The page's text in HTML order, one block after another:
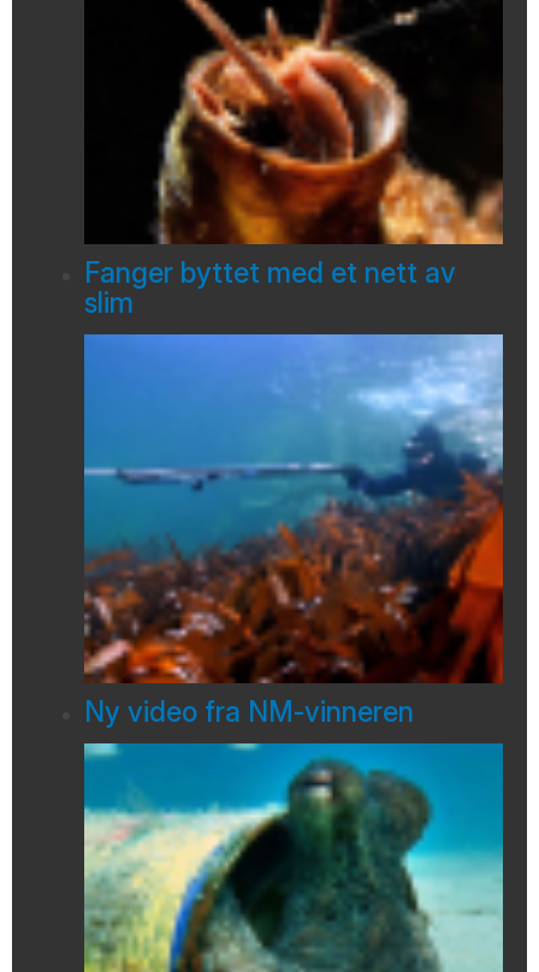
Fanger byttet med et nett av
slim
Ny video fra NM-vinneren